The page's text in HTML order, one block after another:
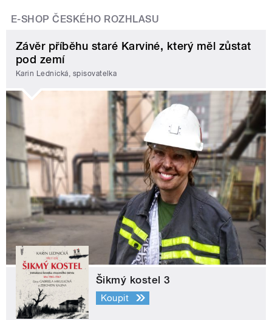
E-SHOP ČESKÉHO ROZHLASU
Závěr příběhu staré Karviné, který měl zůstat
pod zemí
Karin Lednická, spisovatelka
Šikmý kostel 3
Koupit